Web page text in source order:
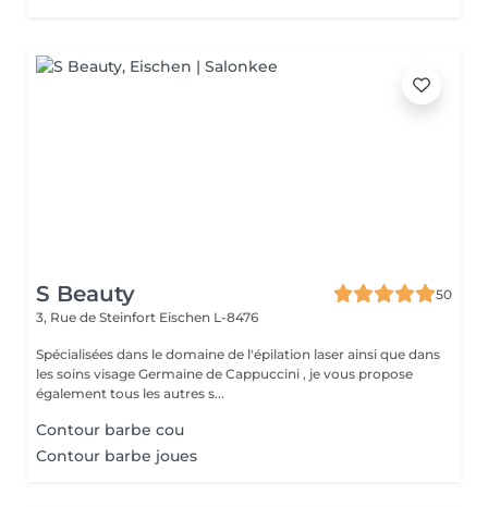
S Beauty
50
3, Rue de Steinfort Eischen L-8476
Spécialisées dans le domaine de l'épilation laser ainsi que dans
les soins visage Germaine de Cappuccini , je vous propose
également tous les autres s...
Contour barbe cou
Contour barbe joues